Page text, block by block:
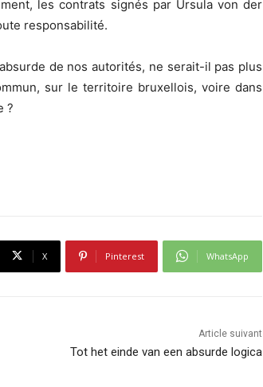
les contrats signés par Ursula von der
responsabilité.
de nos autorités, ne serait-il pas plus
sur le territoire bruxellois, voire dans
?
X Pinterest WhatsApp
Article suivant
Tot het einde van een absurde logica